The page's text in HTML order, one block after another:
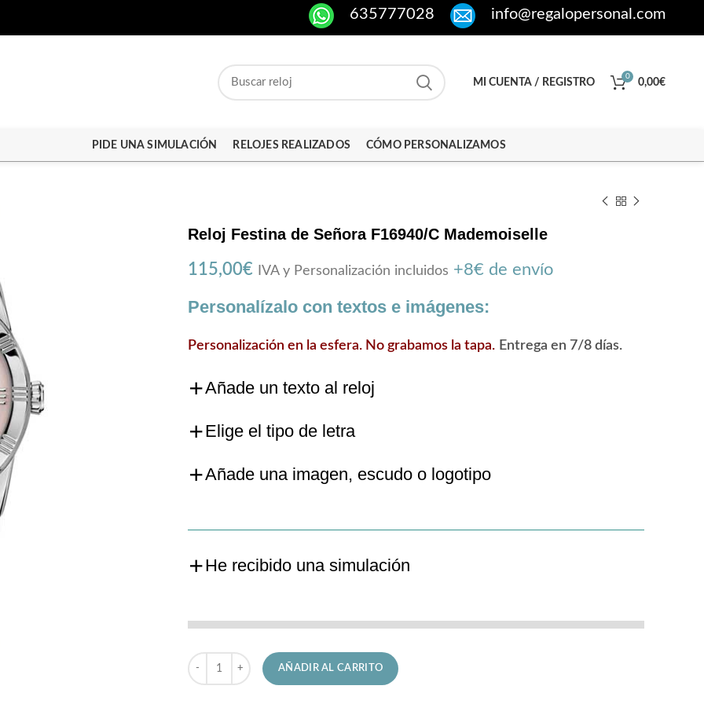
635777028 info@regalopersonal.com
MI CUENTA / REGISTRO
0
0,00€
PIDE UNA SIMULACIÓN RELOJES REALIZADOS CÓMO PERSONALIZAMOS
Reloj Festina de Señora F16940/C Mademoiselle
115,00€ IVA y Personalización incluidos +8€ de envío
Personalízalo con textos e imágenes:
Personalización en la esfera. No grabamos la tapa. Entrega en 7/8 días.
Añade un texto al reloj
Elige el tipo de letra
Añade una imagen, escudo o logotipo
He recibido una simulación
Reloj Festina de Señora F16940/C Mademoiselle cantidad
AÑADIR AL CARRITO